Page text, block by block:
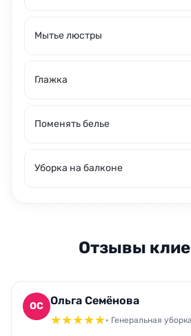
Мытье люстры
Глажка
Поменять белье
Уборка на балконе
Отзывы
ОС Ольга Семёнова
★★★★★• Генеральная